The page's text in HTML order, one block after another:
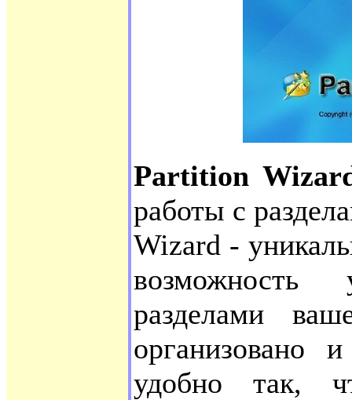
Partition
работы с
Wizard -
возможность
разделами
организовано
удобно так,